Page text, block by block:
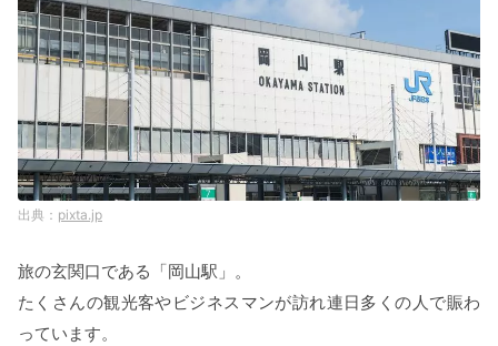
pixta.jp
旅の玄関口である「岡山駅」。
たくさんの観光客やビジネスマンが訪れ連日多くの人で賑わ
っています。